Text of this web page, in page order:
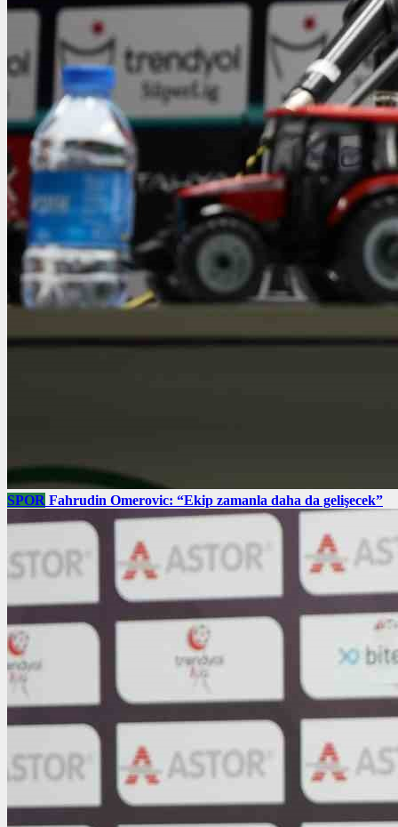
SPOR Fahrudin Omerovic: “Ekip zamanla daha da gelişecek”